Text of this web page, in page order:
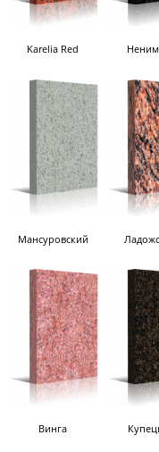
Karelia Red
Мансуровский
Винга